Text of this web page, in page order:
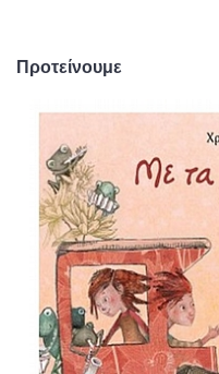
Προτείνουμε